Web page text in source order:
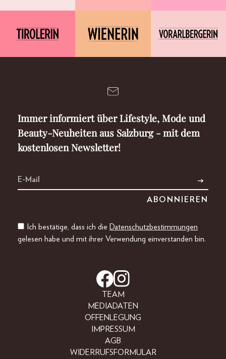
Immer informiert über Lifestyle, Mode und
Beauty-Neuheiten aus Salzburg - mit dem
kostenlosen Newsletter!
Ich bestätige, dass ich die Datenschutzbestimmungen
gelesen habe und mit ihrer Verwendung einverstanden bin.
TEAM
MEDIADATEN
OFFENLEGUNG
IMPRESSUM
AGB
WIDERRUFSFORMULAR